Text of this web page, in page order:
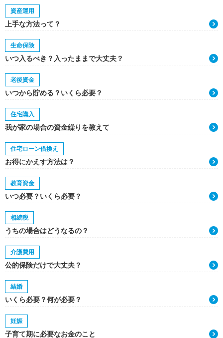
資産運用
上手な方法って？
生命保険
いつ入るべき？入ったままで大丈夫？
老後資金
いつから貯める？いくら必要？
住宅購入
我が家の場合の資金繰りを教えて
住宅ローン借換え
お得にかえす方法は？
教育資金
いつ必要？いくら必要？
相続税
うちの場合はどうなるの？
介護費用
公的保険だけで大丈夫？
結婚
いくら必要？何が必要？
妊娠
子育て期に必要なお金のこと